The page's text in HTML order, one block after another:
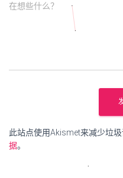
在想些什么？
此站点使用Akismet来减少垃圾
据。